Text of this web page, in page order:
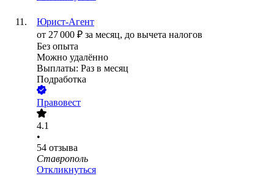
Юрист-Агент
от 27 000 ₽ за месяц, до вычета налогов
Без опыта
Можно удалённо
Выплаты: Раз в месяц
Подработка
Правовест
4.1
•
54 отзыва
Ставрополь
Откликнуться